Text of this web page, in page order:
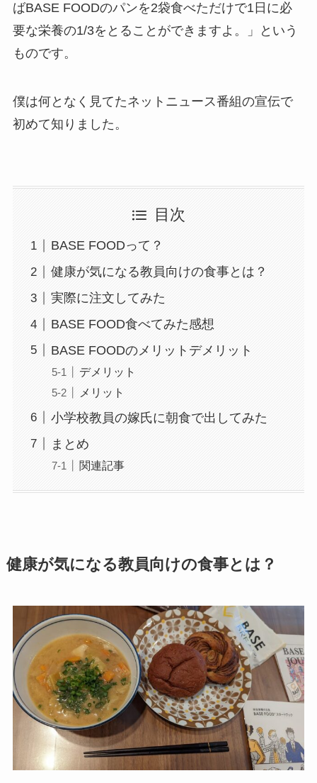
ばBASE FOODのパンを2袋食べただけで1日に必
要な栄養の1/3をとることができますよ。」という
ものです。
僕は何となく見てたネットニュース番組の宣伝で
初めて知りました。
目次
BASE FOODって？
健康が気になる教員向けの食事とは？
実際に注文してみた
BASE FOOD食べてみた感想
BASE FOODのメリットデメリット
デメリット
メリット
小学校教員の嫁氏に朝食で出してみた
まとめ
関連記事
健康が気になる教員向けの食事とは？